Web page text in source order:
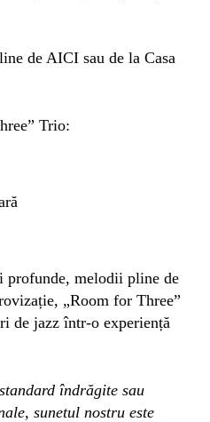
de AICI sau de la Casa
Trio:
profunde, melodii pline de
„Room for Three”
de jazz într-o experiență
îndrăgite sau
sunetul nostru este